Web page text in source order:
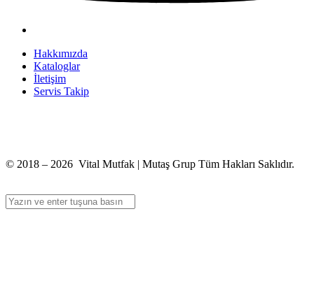
Hakkımızda
Kataloglar
İletişim
Servis Takip
© 2018 – 2026 Vital Mutfak | Mutaş Grup Tüm Hakları Saklıdır.